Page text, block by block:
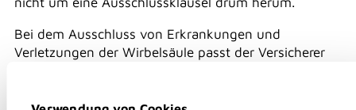
Bei dem Ausschluss von Erkrankungen und
Verletzungen der Wirbelsäule passt der Versicherer
Unfallverletzungen der Wirbelsäule sind nun nicht